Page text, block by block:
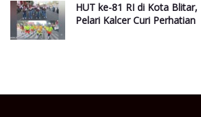
HUT ke-81 RI di Kota
Pelari Kalcer Curi Perhatian